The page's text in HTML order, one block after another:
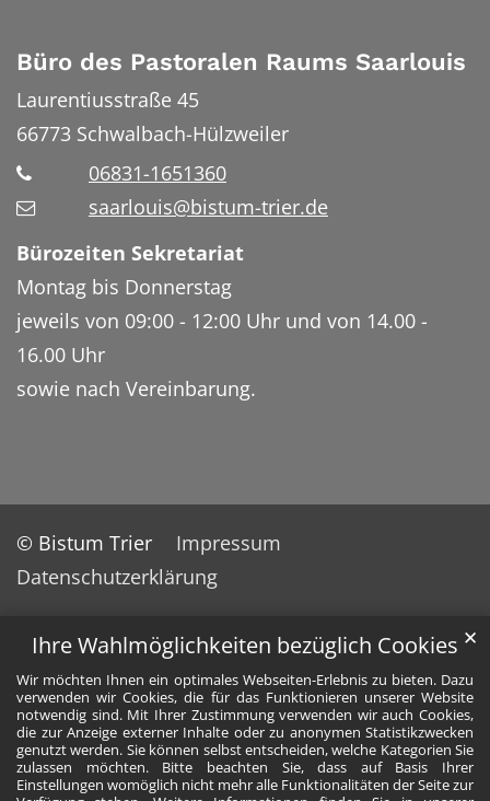
Ihre Wahlmöglichkeiten bezüglich Cookies
Wir möchten Ihnen ein optimales Webseiten-Erlebnis zu bieten. Dazu
verwenden wir Cookies, die für das Funktionieren unserer Website
notwendig sind. Mit Ihrer Zustimmung verwenden wir auch Cookies,
die zur Anzeige externer Inhalte oder zu anonymen Statistikzwecken
genutzt werden. Sie können selbst entscheiden, welche Kategorien Sie
zulassen möchten. Bitte beachten Sie, dass auf Basis Ihrer
Einstellungen womöglich nicht mehr alle Funktionalitäten der Seite zur
✕
Büro des Pastoralen Raums Saarlouis
Laurentiusstraße 45
66773 Schwalbach-Hülzweiler
06831-1651360
saarlouis@bistum-trier.de
Bürozeiten Sekretariat
Montag bis Donnerstag
jeweils von 09:00 - 12:00 Uhr und von 14.00 -
16.00 Uhr
sowie nach Vereinbarung.
© Bistum Trier
Impressum
Datenschutzerklärung